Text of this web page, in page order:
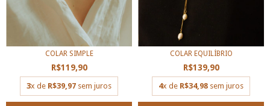
COLAR SIMPLE
R$119,90
3x de R$39,97 sem juros
COLAR EQUILÍBRIO
R$139,90
4x de R$34,98 sem juros